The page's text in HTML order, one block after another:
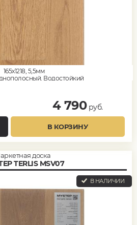
165x1218, 5,5мм
Водостойкий
4 790руб.
В КОРЗИНУ
доска
TERLIS MSV07
В НАЛИЧИИ